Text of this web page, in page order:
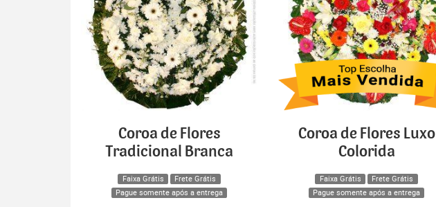
Coroa de Flores
Tradicional Branca
Faixa Grátis
Frete Grátis
Pague somente após a entrega
Coroa de Flores Luxo
Colorida
Faixa Grátis
Frete Grátis
Pague somente após a entrega